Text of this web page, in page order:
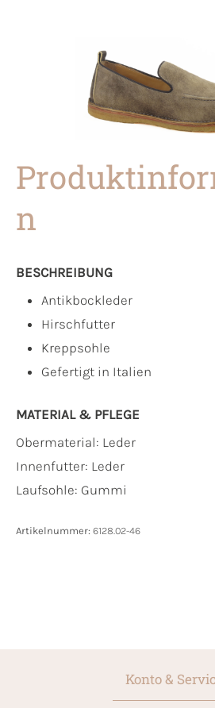
n
BESCHREIBUNG
Antikbockleder
Hirschfutter
Kreppsohle
Gefertigt in Italien
MATERIAL & PFLEGE
Obermaterial: Leder
Innenfutter: Leder
Laufsohle: Gummi
Artikelnummer: 6128.02-46
Konto &